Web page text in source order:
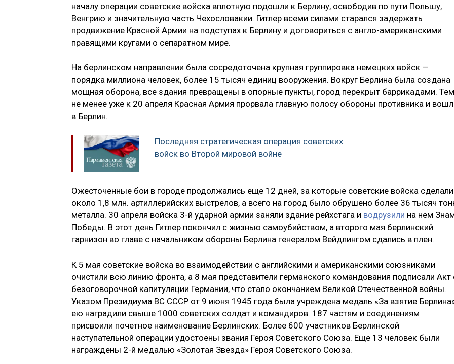
началу операции советские войска вплотную подошли к Берлину, освободив по пути Польшу,
Венгрию и значительную часть Чехословакии. Гитлер всеми силами старался задержать
продвижение Красной Армии на подступах к Берлину и договориться с англо-американскими
правящими кругами о сепаратном мире.
На берлинском направлении была сосредоточена крупная группировка немецких войск —
порядка миллиона человек, более 15 тысяч единиц вооружения. Вокруг Берлина была создана
мощная оборона, все здания превращены в опорные пункты, город перекрыт баррикадами. Тем
не менее уже к 20 апреля Красная Армия прорвала главную полосу обороны противника и
в Берлин.
Последняя стратегическая операция советских
войск во Второй мировой войне
Ожесточенные бои в городе продолжались еще 12 дней, за которые советские войска сделали
около 1,8 млн. артиллерийских выстрелов, а всего на город было обрушено более 36 тысяч
металла. 30 апреля войска 3-й ударной армии заняли здание рейхстага и водрузили на нем
Победы. В этот день Гитлер покончил с жизнью самоубийством, а второго мая берлинский
гарнизон во главе с начальником обороны Берлина генералом Вейдлингом сдались в плен.
К 5 мая советские войска во взаимодействии с английскими и американскими союзниками
очистили всю линию фронта, а 8 мая представители германского командования подписали Акт
безоговорочной капитуляции Германии, что стало окончанием Великой Отечественной войны.
Указом Президиума ВС СССР от 9 июня 1945 года была учреждена медаль «За взятие
ею наградили свыше 1000 советских солдат и командиров. 187 частям и соединениям
присвоили почетное наименование Берлинских. Более 600 участников Берлинской
наступательной операции удостоены звания Героя Советского Союза. Еще 13 человек были
награждены 2-й медалью «Золотая Звезда» Героя Советского Союза.